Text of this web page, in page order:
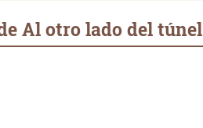
Al otro lado del túnel